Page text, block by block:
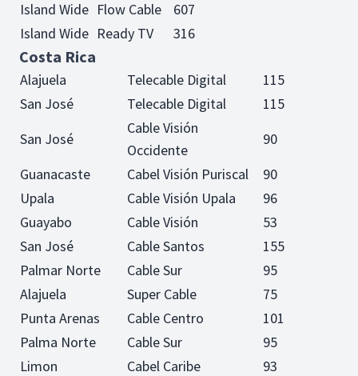
Island Wide Flow Cable
607
Island Wide Ready TV 316
Costa Rica
Alajuela Telecable Digital
115
San José
Telecable Digital
115
San José
Cable Visión
Occidente
90
Guanacaste
Cabel Visión Puriscal
90
Upala
Cable Visión Upala
96
Guayabo
Cable Visión
53
San José
Cable Santos
155
Palmar Norte
Cable Sur
95
Alajuela
Super Cable
75
Punta Arenas
Cable Centro
101
Palma Norte
Cable Sur
95
Limon
Cabel Caribe
93